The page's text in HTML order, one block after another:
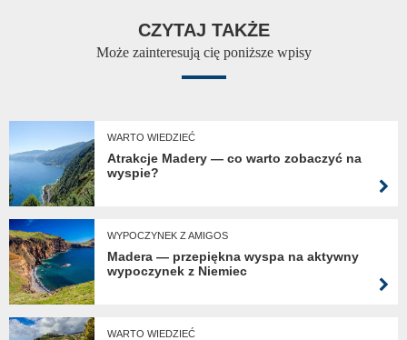
CZYTAJ TAKŻE
Może zainteresują cię poniższe wpisy
WARTO WIEDZIEĆ
Atrakcje Madery — co warto zobaczyć na
wyspie?
WYPOCZYNEK Z AMIGOS
Madera — przepiękna wyspa na aktywny
wypoczynek z Niemiec
WARTO WIEDZIEĆ